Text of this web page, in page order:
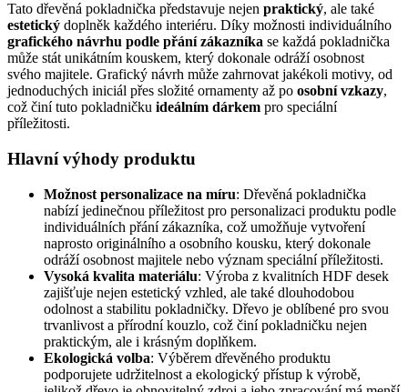
Tato dřevěná pokladnička představuje nejen praktický, ale také
estetický doplněk každého interiéru. Díky možnosti individuálního
grafického návrhu podle přání zákazníka se každá pokladnička
může stát unikátním kouskem, který dokonale odráží osobnost
svého majitele. Grafický návrh může zahrnovat jakékoli motivy, od
jednoduchých iniciál přes složité ornamenty až po osobní vzkazy,
což činí tuto pokladničku ideálním dárkem pro speciální
příležitosti.
Hlavní výhody produktu
Možnost personalizace na míru: Dřevěná pokladnička
nabízí jedinečnou příležitost pro personalizaci produktu podle
individuálních přání zákazníka, což umožňuje vytvoření
naprosto originálního a osobního kousku, který dokonale
odráží osobnost majitele nebo význam speciální příležitosti.
Vysoká kvalita materiálu: Výroba z kvalitních HDF desek
zajišťuje nejen estetický vzhled, ale také dlouhodobou
odolnost a stabilitu pokladničky. Dřevo je oblíbené pro svou
trvanlivost a přírodní kouzlo, což činí pokladničku nejen
praktickým, ale i krásným doplňkem.
Ekologická volba: Výběrem dřevěného produktu
podporujete udržitelnost a ekologický přístup k výrobě,